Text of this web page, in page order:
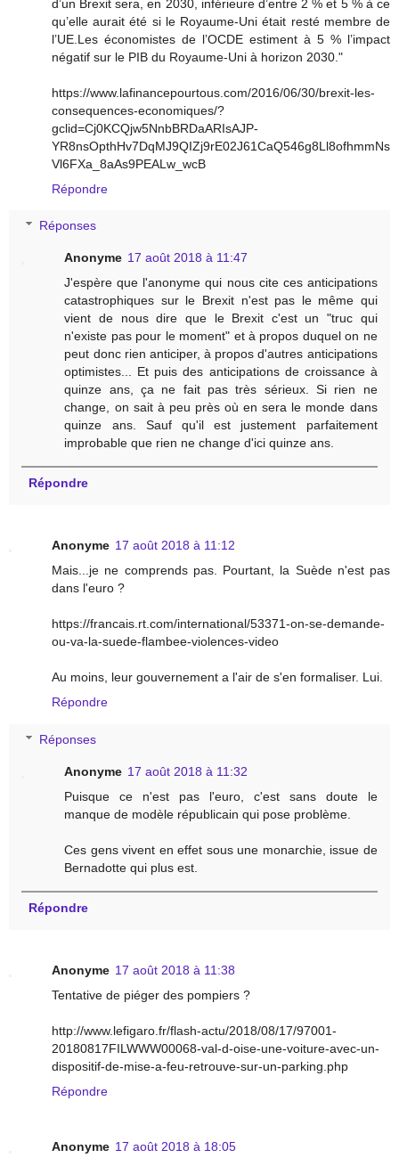
d’un Brexit sera, en 2030, inférieure d’entre 2 % et 5 % à ce
qu’elle aurait été si le Royaume-Uni était resté membre de
l’UE.Les économistes de l’OCDE estiment à 5 % l’impact
négatif sur le PIB du Royaume-Uni à horizon 2030."
https://www.lafinancepourtous.com/2016/06/30/brexit-les-
consequences-economiques/?
gclid=Cj0KCQjw5NnbBRDaARIsAJP-
YR8nsOpthHv7DqMJ9QIZj9rE02J61CaQ546g8Ll8ofhmmNs
Vl6FXa_8aAs9PEALw_wcB
Répondre
Réponses
Anonyme 17 août 2018 à 11:47
J'espère que l'anonyme qui nous cite ces anticipations
catastrophiques sur le Brexit n'est pas le même qui
vient de nous dire que le Brexit c'est un "truc qui
n'existe pas pour le moment" et à propos duquel on ne
peut donc rien anticiper, à propos d'autres anticipations
optimistes... Et puis des anticipations de croissance à
quinze ans, ça ne fait pas très sérieux. Si rien ne
change, on sait à peu près où en sera le monde dans
quinze ans. Sauf qu'il est justement parfaitement
improbable que rien ne change d'ici quinze ans.
Répondre
Anonyme 17 août 2018 à 11:12
Mais...je ne comprends pas. Pourtant, la Suède n'est pas
dans l'euro ?
https://francais.rt.com/international/53371-on-se-demande-
ou-va-la-suede-flambee-violences-video
Au moins, leur gouvernement a l'air de s'en formaliser. Lui.
Répondre
Réponses
Anonyme 17 août 2018 à 11:32
Puisque ce n'est pas l'euro, c'est sans doute le
manque de modèle républicain qui pose problème.
Ces gens vivent en effet sous une monarchie, issue de
Bernadotte qui plus est.
Répondre
Anonyme 17 août 2018 à 11:38
Tentative de piéger des pompiers ?
http://www.lefigaro.fr/flash-actu/2018/08/17/97001-
20180817FILWWW00068-val-d-oise-une-voiture-avec-un-
dispositif-de-mise-a-feu-retrouve-sur-un-parking.php
Répondre
Anonyme 17 août 2018 à 18:05